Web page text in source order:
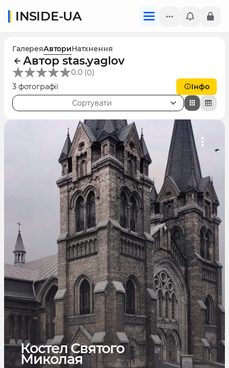
INSIDE-UA
ГалереяАвториНатхнення
Автор stas.yaglov
0.0 (0)
3 фотографії
Інфо
Сортувати
Костел Святого
Миколая